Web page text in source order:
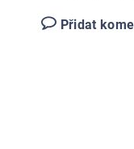
Přidat